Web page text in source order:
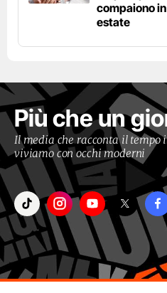
compaiono in
estate
Più che un
Il media che racconta il tempo
viviamo con occhi moderni